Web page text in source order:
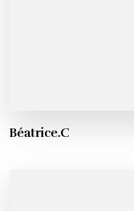
Béatrice.C